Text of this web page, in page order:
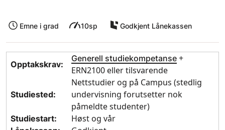
Emne i grad 10sp Godkjent Lånekassen
Opptakskrav:
Generell studiekompetanse +
ERN2100 eller tilsvarende
Studiested:
Nettstudier og på Campus (stedlig
undervisning forutsetter nok
påmeldte studenter)
Studiestart: Høst og vår